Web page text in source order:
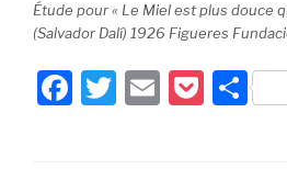
Étude pour « Le Miel est plus douce
(Salvador Dalí) 1926 Figueres
F
T
E
P P